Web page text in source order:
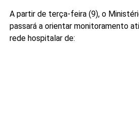
A partir de terça-feira (9), o
passará a orientar monitoramento
rede hospitalar de: